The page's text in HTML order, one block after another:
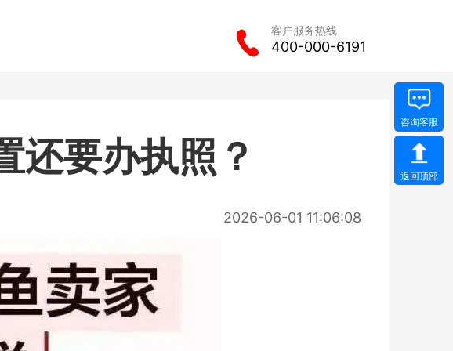
客户服务热线
400-000-6191
还要办执照？
2026-06-01 11:06:08